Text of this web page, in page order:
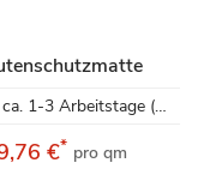
ca. 1-3 Arbeitstage (Mo-Fr)
€* pro qm